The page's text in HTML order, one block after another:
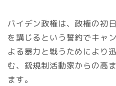
バイデン政権は、政権の初
を講じるという誓約でキャ
よる暴力と戦うためにより
む、銃規制活動家からの高
ます。